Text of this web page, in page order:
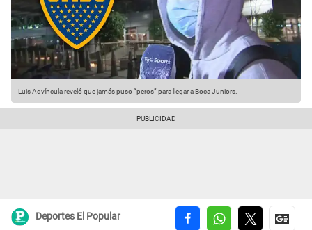
Luis Advíncula reveló que jamás puso “peros” para llegar a Boca Juniors.
Deportes El Popular